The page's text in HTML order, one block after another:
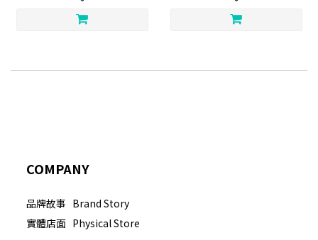
COMPANY
品牌故事 Brand Story
實體店面 Physical Store